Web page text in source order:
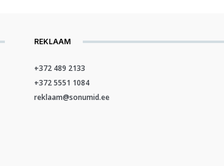
REKLAAM
+372 489 2133
+372 5551 1084
reklaam@sonumid.ee